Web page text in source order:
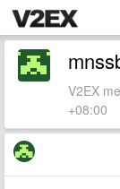
V2EX
+08:00